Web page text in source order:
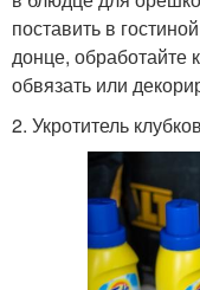
поставить в
донце, обработайте
обвязать или
2. Укротитель клубков